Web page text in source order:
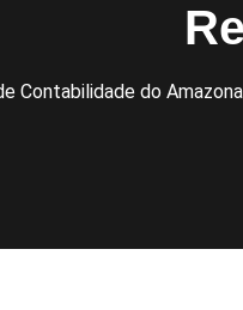
Contabilidade do